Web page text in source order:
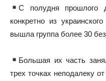
С полудня прошлого
конкретно из
вышла группа более 30
Большая их часть
трех точках неподалеку